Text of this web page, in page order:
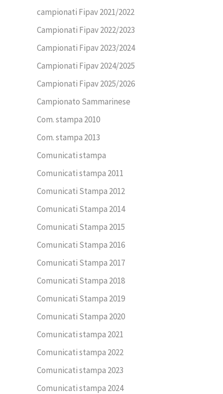
campionati Fipav 2021/2022
Campionati Fipav 2022/2023
Campionati Fipav 2023/2024
Campionati Fipav 2024/2025
Campionati Fipav 2025/2026
Campionato Sammarinese
Com. stampa 2010
Com. stampa 2013
Comunicati stampa
Comunicati stampa 2011
Comunicati Stampa 2012
Comunicati Stampa 2014
Comunicati Stampa 2015
Comunicati Stampa 2016
Comunicati Stampa 2017
Comunicati Stampa 2018
Comunicati Stampa 2019
Comunicati Stampa 2020
Comunicati stampa 2021
Comunicati stampa 2022
Comunicati stampa 2023
Comunicati stampa 2024